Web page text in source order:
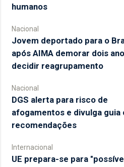
humanos
Nacional
Jovem deportado para o
após AIMA demorar dois
decidir reagrupamento
Nacional
DGS alerta para risco de
afogamentos e divulga guia
recomendações
Internacional
UE prepara-se para